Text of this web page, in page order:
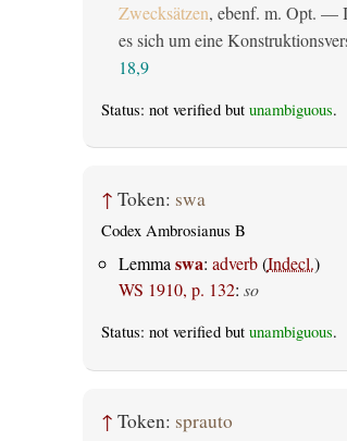
Zwecksätzen, ebenf. m. Opt. —
es sich um eine
18,9
Status: not verified but unambiguous.
↑ Token: swa
Codex Ambrosianus B
Lemmaswa: adverb(Indecl.)
WS 1910, p. 132: so
Status: not verified but unambiguous.
↑ Token: sprauto